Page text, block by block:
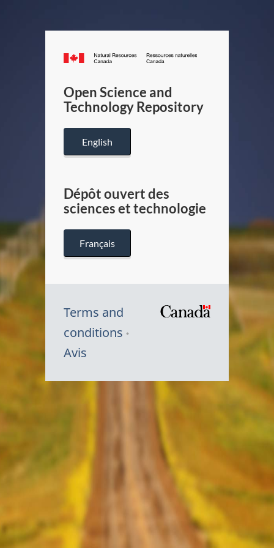
Canada.ca
/
Canada
Open Science and
Technology Repository
English
Dépôt ouvert des
sciences et technologie
Français
Terms and
conditions
Avis
Symbole
Canada